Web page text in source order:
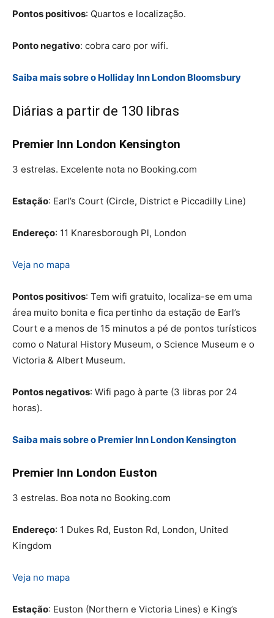
Pontos positivos: Quartos e localização.
Ponto negativo: cobra caro por wifi.
Saiba mais sobre o Holliday Inn London Bloomsbury
Diárias a partir de 130 libras
Premier Inn London Kensington
3 estrelas. Excelente nota no Booking.com
Estação: Earl’s Court (Circle, District e Piccadilly Line)
Endereço: 11 Knaresborough Pl, London
Veja no mapa
Pontos positivos: Tem wifi gratuito, localiza-se em uma
área muito bonita e fica pertinho da estação de Earl’s
Court e a menos de 15 minutos a pé de pontos turísticos
como o Natural History Museum, o Science Museum e o
Victoria & Albert Museum.
Pontos negativos: Wifi pago à parte (3 libras por 24
horas).
Saiba mais sobre o Premier Inn London Kensington
Premier Inn London Euston
3 estrelas. Boa nota no Booking.com
Endereço: 1 Dukes Rd, Euston Rd, London, United
Kingdom
Veja no mapa
Estação: Euston (Northern e Victoria Lines) e King’s